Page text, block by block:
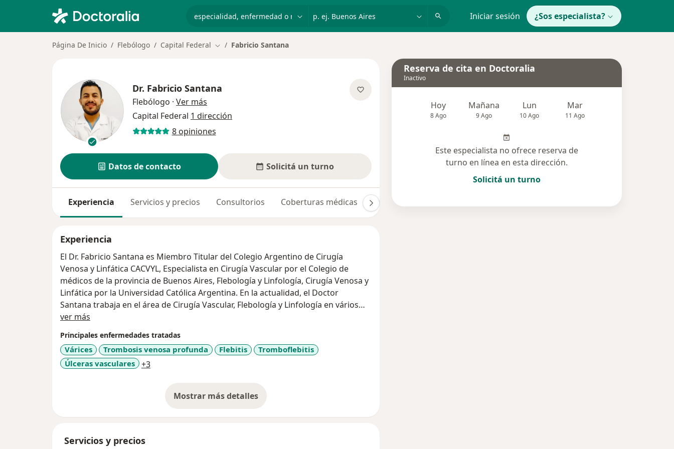
Iniciar sesión ¿Sos especialista?
Página De Inicio Flebólogo Capital Federal Cambiar de ciudad
Fabricio Santana
Dr. Fabricio Santana
Flebólogo · Ver más
Capital Federal 1 dirección
8 opiniones
Datos de contacto Solicitá un turno
Experiencia Servicios y precios Consultorios Coberturas médicas Opiniones (8)
Experiencia
El Dr. Fabricio Santana es Miembro Titular del Colegio Argentino de Cirugía
Venosa y Linfática CACVYL, Especialista en Cirugía Vascular por el Colegio de
médicos de la provincia de Buenos Aires, Flebología y Linfología, Cirugía Venosa y
Linfática por la Universidad Católica Argentina. En la actualidad, el Doctor
Santana trabaja en el área de Cirugía Vascular, Flebología y Linfología en vários
centros de prestigio, además tiene su consultorio privado en Cirugía Vascular
Sumado a estos, el Dr. Santana cuenta con una amplia experiencia que se traduce
en un servicio de calidad para sus pacientes, a quienes brinda la mejor asesoría
Linfología, Cirugía vascular, Terapia Endoluminal Láser/ Radiofrecuencia para
ver más
Principales enfermedades tratadas
Várices Trombosis venosa profunda Flebitis
Tromboflebitis
Úlceras vasculares
+3a11y_sr_more_diseases
Mostrar más detalles
sobre la experiencia
Servicios y precios
Reserva de cita en Doctoralia
Inactivo
Hoy
8 Ago
Mañana
9 Ago
Lun
10 Ago
Mar
11 Ago
Este especialista no ofrece reserva de
turno en línea en esta dirección.
Solicitá un turno